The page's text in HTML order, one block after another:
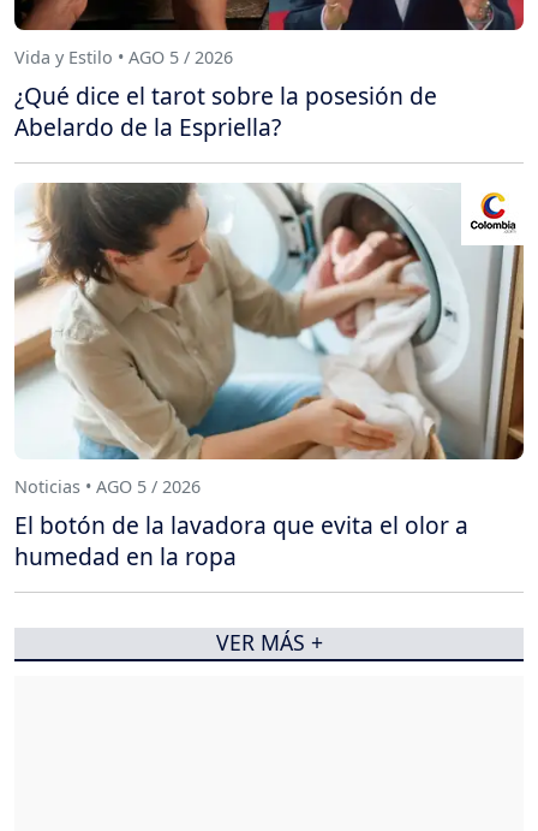
Vida y Estilo • AGO 5 / 2026
¿Qué dice el tarot sobre la posesión de
Abelardo de la Espriella?
Noticias • AGO 5 / 2026
El botón de la lavadora que evita el olor a
humedad en la ropa
VER MÁS +